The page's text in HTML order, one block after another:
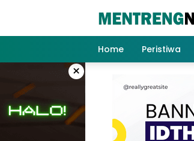
Home
Peristiwa
×